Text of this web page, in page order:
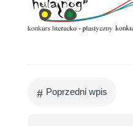
# Poprzedni wpis